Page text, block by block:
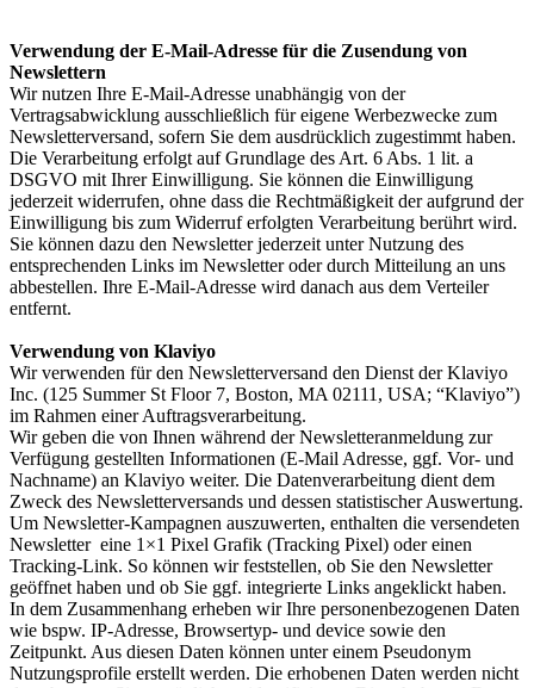
Verwendung der E-Mail-Adresse für die Zusendung von
Newslettern
Wir nutzen Ihre E-Mail-Adresse unabhängig von der
Vertragsabwicklung ausschließlich für eigene Werbezwecke zum
Newsletterversand, sofern Sie dem ausdrücklich zugestimmt haben.
Die Verarbeitung erfolgt auf Grundlage des Art. 6 Abs. 1 lit. a
DSGVO mit Ihrer Einwilligung. Sie können die Einwilligung
jederzeit widerrufen, ohne dass die Rechtmäßigkeit der aufgrund der
Einwilligung bis zum Widerruf erfolgten Verarbeitung berührt wird.
Sie können dazu den Newsletter jederzeit unter Nutzung des
entsprechenden Links im Newsletter oder durch Mitteilung an uns
abbestellen. Ihre E-Mail-Adresse wird danach aus dem Verteiler
entfernt.
Verwendung von Klaviyo
Wir verwenden für den Newsletterversand den Dienst der Klaviyo
Inc. (125 Summer St Floor 7, Boston, MA 02111, USA; “Klaviyo”)
im Rahmen einer Auftragsverarbeitung.
Wir geben die von Ihnen während der Newsletteranmeldung zur
Verfügung gestellten Informationen (E-Mail Adresse, ggf. Vor- und
Nachname) an Klaviyo weiter. Die Datenverarbeitung dient dem
Zweck des Newsletterversands und dessen statistischer Auswertung.
Um Newsletter-Kampagnen auszuwerten, enthalten die versendeten
Newsletter eine 1×1 Pixel Grafik (Tracking Pixel) oder einen
Tracking-Link. So können wir feststellen, ob Sie den Newsletter
geöffnet haben und ob Sie ggf. integrierte Links angeklickt haben.
In dem Zusammenhang erheben wir Ihre personenbezogenen Daten
wie bspw. IP-Adresse, Browsertyp- und device sowie den
Zeitpunkt. Aus diesen Daten können unter einem Pseudonym
Nutzungsprofile erstellt werden. Die erhobenen Daten werden nicht